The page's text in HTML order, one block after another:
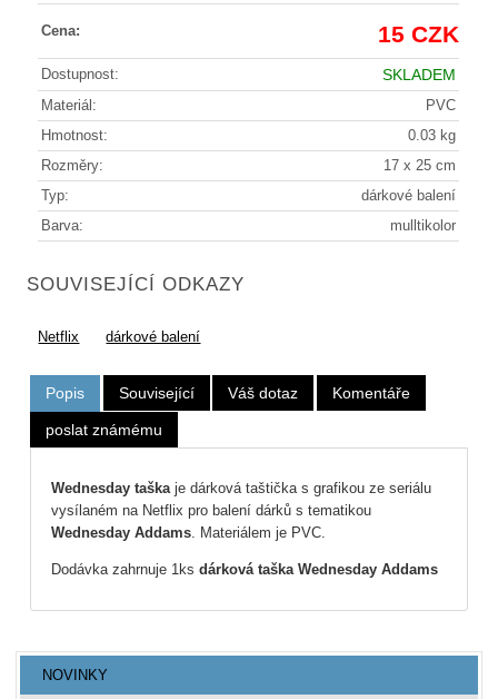
Cena: 15 CZK
Dostupnost: SKLADEM
Materiál:
PVC
Hmotnost:
0.03 kg
Rozměry:
17 x 25 cm
Typ:
dárkové balení
Barva:
mulltikolor
SOUVISEJÍCÍ ODKAZY
Netflix dárkové balení
Popis Související Váš dotaz Komentáře
poslat známému
Wednesday taškaje dárková taštička s grafikou ze seriálu
vysílaném na Netflix pro balení dárků s tematikou
Wednesday Addams . Materiálem je PVC.
Dodávka zahrnuje 1ksdárková taška Wednesday Addams
NOVINKY